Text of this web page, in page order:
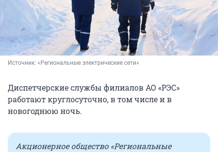
Источник: «Региональные электрические сети»
Диспетчерские службы филиалов АО «РЭС»
работают круглосуточно, в том числе и в
новогоднюю ночь.
Акционерное общество «Региональные